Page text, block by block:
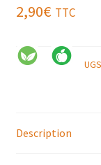
2,90€ TTC
Description